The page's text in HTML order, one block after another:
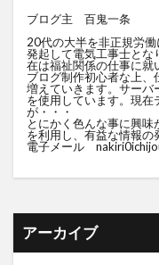
ブログ主 百鬼一条
20代の大半を非正規労
発起して電気工事士とな
在は福祉関係の仕事に就
ブログ制作初心者な上、
増えていきます。サーバ
を使用しています。現在
が・・・
とにかく色んな事に興
を利用し、有益な情報の
電子メール
アーカイブ